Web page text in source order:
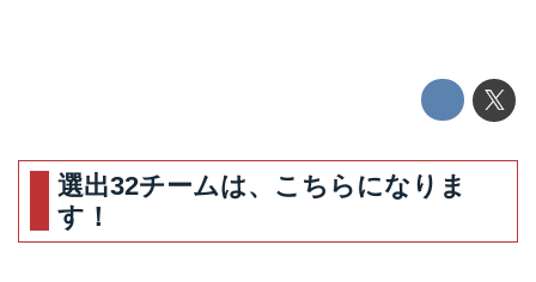
選出32チームは、こちらになりま
す！